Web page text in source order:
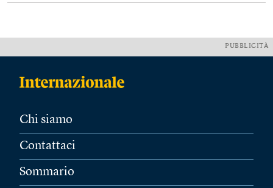
PUBBLICITÀ
Chi siamo
Contattaci
Sommario